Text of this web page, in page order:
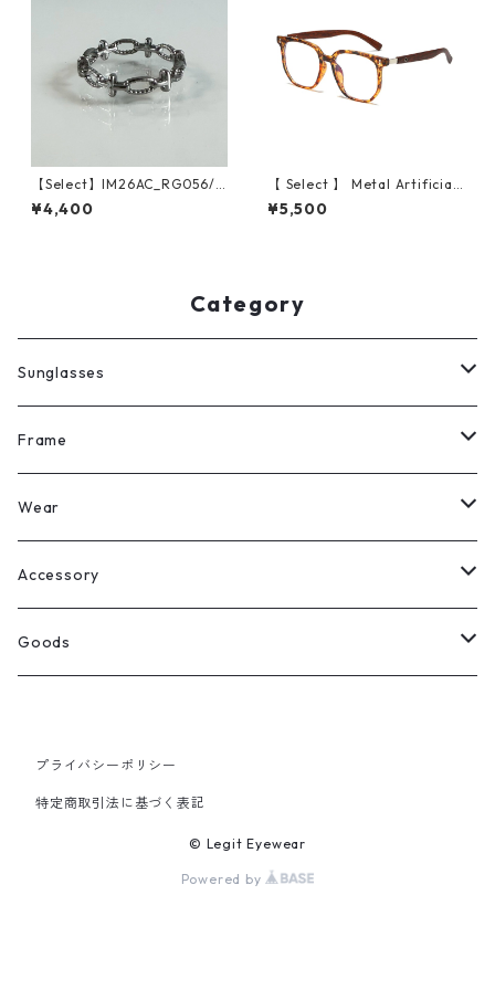
【Select】IM26AC_RG056/
Oval Cross Chain Ring（Silv
er）
¥4,400
【 Select 】 Metal Artificial
Wood Vintage Sunglasses
(Leopard/Clear )
¥5,500
Category
Sunglasses
All
Legit Eyewear
Select
Frame
ボストン
ウェリントン
スクエア
ラウンド
Wear
All
Tee
Sewat
Accessory
Ring
Silver
Bracelet
Goods
Cap
プライバシーポリシー
特定商取引法に基づく表記
© Legit Eyewear
Powered by